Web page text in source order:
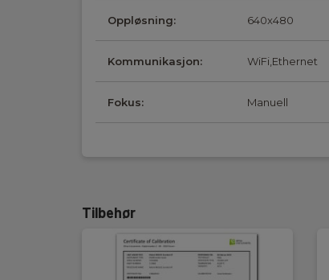
Oppløsning: 640x480
Kommunikasjon: WiFi,Ethernet
Fokus: Manuell
Tilbehør